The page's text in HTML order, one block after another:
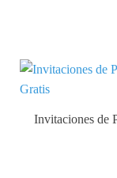
Invitaciones de